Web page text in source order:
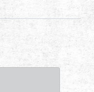
English (US)
日本語